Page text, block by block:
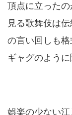
頂点に立った
見る歌舞伎は
の言い回しも
ギャグのように
娯楽の少ない